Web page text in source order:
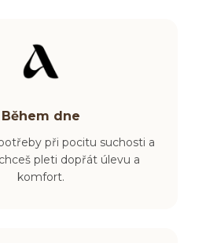
Během dne
při pocitu suchosti a
pleti dopřát úlevu a
komfort.